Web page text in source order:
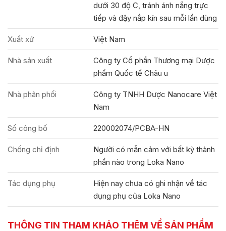
dưới 30 độ C, tránh ánh nắng trực
tiếp và đậy nắp kín sau mỗi lần dùng
Xuất xứ Việt Nam
Nhà sản xuất
Công ty Cổ phần Thương mại Dược
phẩm Quốc tế Châu u
Nhà phân phối
Công ty TNHH Dược Nanocare Việt
Nam
Số công bố 220002074/PCBA-HN
Chống chỉ định
Người có mẫn cảm với bất kỳ thành
phần nào trong Loka Nano
Tác dụng phụ
Hiện nay chưa có ghi nhận về tác
dụng phụ của Loka Nano
THÔNG TIN THAM KHẢO THÊM VỀ SẢN PHẨM